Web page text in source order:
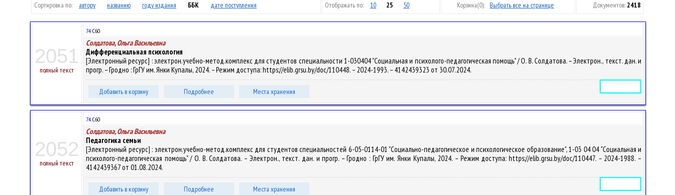
Сортировка по: автору названию году издания ББК дате поступления Отображать по: 10 25 50 Корзина(0): Выбрать все на странице Документов: 2418
2051
полный текст
74 С60
Солдатова, Ольга Васильевна
Дифференциальная психология
[Электронный ресурс] : электрон.учебно-метод.комплекс для студентов специальности 1-030404 "Социальная и психолого-педагогическая помощь" / О. В. Солдатова. – Электрон., текст. дан. и
прогр. – Гродно : ГрГУ им. Янки Купалы, 2024. – Режим доступа: https://elib.grsu.by/doc/110448. – 2024-1993. – 4142439323 от 30.07.2024.
Добавить в корзину Подробнее Места хранения
2052
полный текст
74 С60
Солдатова, Ольга Васильевна
Педагогика семьи
[Электронный ресурс] : электрон.учебно-метод.комплекс для студентов специальностей 6-05-0114-01 "Социально-педагогическое и психологическое образование", 1-03 04 04 "Социальная и
психолого-педагогическая помощь" / О. В. Солдатова. – Электрон., текст. дан. и прогр. – Гродно : ГрГУ им. Янки Купалы, 2024. – Режим доступа: https://elib.grsu.by/doc/110447. – 2024-1988. –
4142439367 от 01.08.2024.
Добавить в корзину Подробнее Места хранения